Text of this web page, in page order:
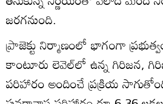
జరగనుంది.
ప్రాజెక్టు నిర్మాణంలో భాగంగా
కాంటూరు లెవెల్‌లో ఉన్న గిరిజన,
పరిహారం అందించే ప్రక్రియ